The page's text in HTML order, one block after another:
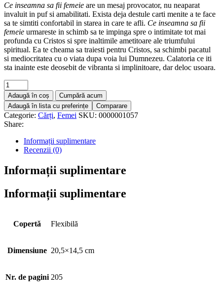
Ce inseamna sa fii femeie are un mesaj provocator, nu neaparat
invaluit in puf si amabilitati. Exista deja destule carti menite a te face
sa te simtiti confortabil in starea in care te afli. Ce inseamna sa fii
femeie urmareste in schimb sa te impinga spre o intimitate tot mai
profunda cu Cristos si spre inaltimile ametitoare ale triumfului
spiritual. Ea te cheama sa traiesti pentru Cristos, sa schimbi pacatul
si mediocritatea cu o viata dupa voia lui Dumnezeu. Calatoria ce iti
sta inainte este deosebit de vibranta si implinitoare, dar deloc usoara.
Adaugă în coș
Cumpără acum
Adaugă în lista cu preferințe
Comparare
Categorie: Cărți, Femei SKU: 0000001057
Share:
Informații suplimentare
Recenzii (0)
Informații suplimentare
Informații suplimentare
Copertă Flexibilă
Dimensiune 20,5×14,5 cm
Nr. de pagini 205